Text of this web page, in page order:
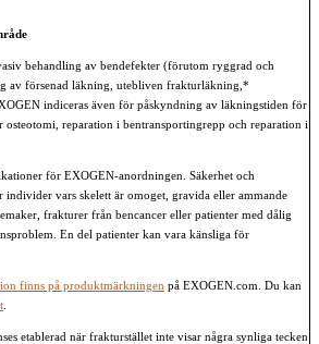
behandling av bendefekter (förutom ryggrad och
av försenad läkning, utebliven frakturläkning,*
indiceras även för påskyndning av läkningstiden för
reparation i bentransportingrepp och reparation i
för EXOGEN-anordningen. Säkerhet och
vars skelett är omoget, gravida eller ammande
frakturer från bencancer eller patienter med dålig
En del patienter kan vara känsliga för
finns på produktmärkningen på EXOGEN.com. Du kan
etablerad när frakturstället inte visar några synliga tecken